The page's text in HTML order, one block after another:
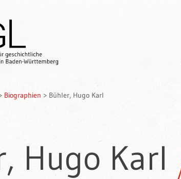
Biographien > Bühler, Hugo Karl
Hugo Karl